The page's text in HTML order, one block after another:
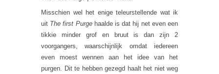
Misschien wel het enige teleurstellende wat ik
uit The first Purgehaalde is dat hij net even een
tikkie minder grof en bruut is dan zijn 2
voorgangers, waarschijnlijk omdat iedereen
even moest wennen aan het idee van het
purgen. Dit te hebben gezegd haalt het niet weg